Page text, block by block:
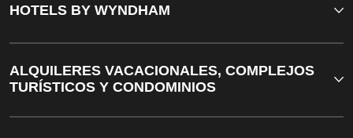
HOTELS BY WYNDHAM
ALQUILERES VACACIONALES, COMPLEJOS
TURÍSTICOS Y CONDOMINIOS